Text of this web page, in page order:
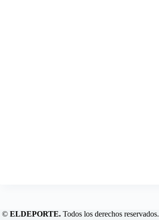
© ELDEPORTE. Todos los derechos reservados.